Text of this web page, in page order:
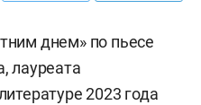
днем» по пьесе
лауреата
2023 года